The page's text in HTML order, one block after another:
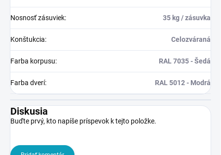
Nosnosť zásuviek: 35 kg / zásuvka
Konštukcia: Celozváraná
Farba korpusu: RAL 7035 - Šedá
Farba dverí: RAL 5012 - Modrá
Diskusia
Buďte prvý, kto napíše príspevok k tejto položke.